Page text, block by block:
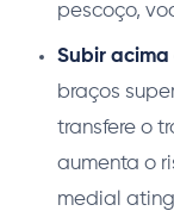
pescoço,
Subir
braços
transfere o
aumenta o
medial